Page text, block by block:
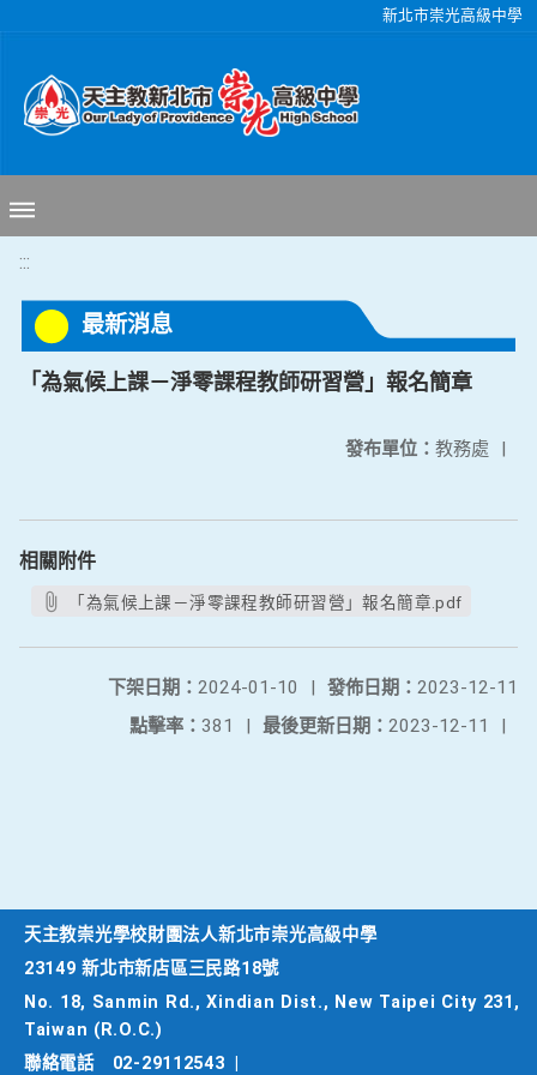
新北市崇光高級中學
:::
最新消息
「為氣候上課－淨零課程教師研習營」報名簡章
發布單位： 教務處 |
相關附件
「為氣候上課－淨零課程教師研習營」報名簡章.pdf
發佈日期： 2023-12-11
下架日期： 2024-01-10
|
最後更新日期： 2023-12-11 |
點擊率： 381 |
天主教崇光學校財團法人新北市崇光高級中學
23149 新北市新店區三民路18號
No. 18, Sanmin Rd., Xindian Dist., New Taipei City 231,
Taiwan (R.O.C.)
聯絡電話
02-29112543